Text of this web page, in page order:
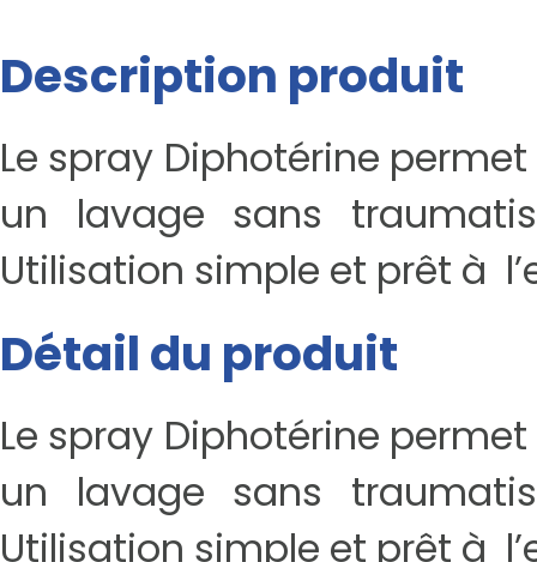
Description produit
Le spray Diphotérine
un lavage sans
Utilisation simple et prêt à
Détail du produit
Le spray Diphotérine
un lavage sans
Utilisation simple et prêt à